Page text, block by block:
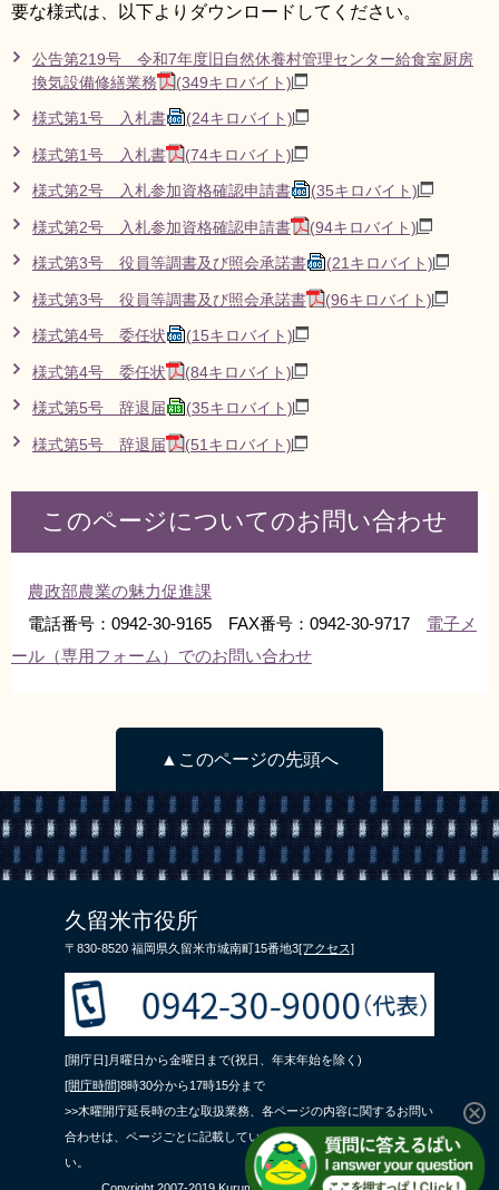
要な様式は、以下よりダウンロードしてください。
公告第219号 令和7年度旧自然休養村管理センター給食室厨房
換気設備修繕業務
(349キロバイト)
様式第1号 入札書 (24キロバイト)
様式第1号 入札書 (74キロバイト)
様式第2号 入札参加資格確認申請書 (35キロバイト)
様式第2号 入札参加資格確認申請書 (94キロバイト)
様式第3号 役員等調書及び照会承諾書 (21キロバイト)
様式第3号 役員等調書及び照会承諾書 (96キロバイト)
様式第4号 委任状 (15キロバイト)
様式第4号 委任状 (84キロバイト)
様式第5号 辞退届 (35キロバイト)
様式第5号 辞退届 (51キロバイト)
このページについてのお問い合わせ
農政部農業の魅力促進課
電話番号：0942-30-9165 FAX番号：0942-30-9717 電子メ
ール（専用フォーム）でのお問い合わせ
▲このページの先頭へ
久留米市役所
〒830-8520 福岡県久留米市城南町15番地3[アクセス]
[開庁日]月曜日から金曜日まで(祝日、年末年始を除く)
[開庁時間]8時30分から17時15分まで
>>木曜開庁延長時の主な取扱業務、各ページの内容に関するお問い
合わせは、ページごとに記載している問合せ先までご連絡くださ
い。